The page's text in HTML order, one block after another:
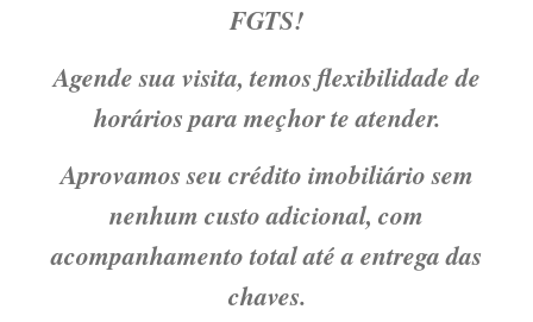
FGTS!
Agende sua visita, temos flexibilidade de
horários para meçhor te atender.
Aprovamos seu crédito imobiliário sem
nenhum custo adicional, com
acompanhamento total até a entrega das
chaves.